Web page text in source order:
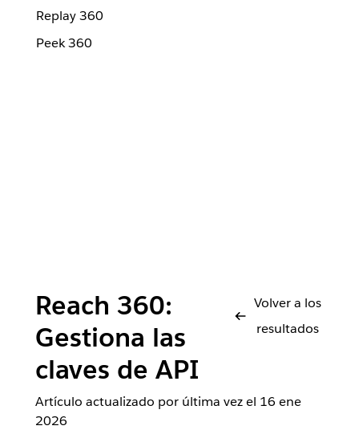
Replay 360
Peek 360
Reach 360:
Gestiona las
claves de API
Volver a los
resultados
Artículo actualizado por última vez el 16 ene
2026